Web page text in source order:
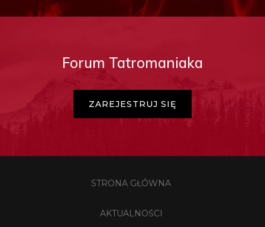
Forum Tatromaniaka
ZAREJESTRUJ SIĘ
STRONA GŁÓWNA
AKTUALNOŚCI